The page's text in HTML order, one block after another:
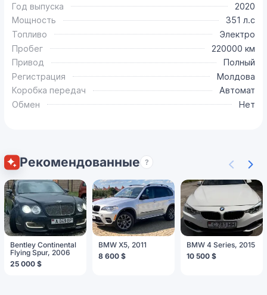
Год выпуска
2020
Мощность
351 л.с
Топливо
Электро
Пробег
220000 км
Привод
Полный
Регистрация
Молдова
Коробка передач
Автомат
Обмен
Нет
Рекомендованные ?
Bentley Continental
Flying Spur, 2006
25 000 $
BMW X5, 2011
8 600 $
BMW 4 Series, 2015
10 500 $